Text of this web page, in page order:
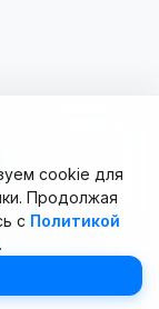
В.В.). Все права
cookie для
Продолжая
с Политикой
.